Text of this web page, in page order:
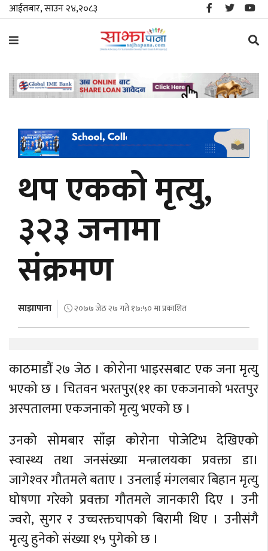
आईतबार, साउन २४,२०८३
समाचार
स्थानीय
जीवनशैली
मनोरञ्जन/
साहित्य
अर्थ
अन्तरवार्ता
विचार/
थप एकको मृत्यु,
३२३ जनामा
संक्रमण
साझापाना २०७७ जेठ २७ गते १७:५० मा प्रकाशित
काठमाडौं २७ जेठ । कोरोना भाइरसबाट एक जना मृत्यु
भएको छ । चितवन भरतपुर(११ का एकजनाको भरतपुर
अस्पतालमा एकजनाको मृत्यु भएको छ ।
उनको सोमबार साँझ कोरोना पोजेटिभ देखिएको
स्वास्थ्य तथा जनसंख्या मन्त्रालयका प्रवक्ता डा।
जागेश्‍वर गौतमले बताए । उनलाई मंगलबार बिहान मृत्यु
घोषणा गरेको प्रवक्ता गौतमले जानकारी दिए । उनी
ज्वरो, सुगर र उच्चरक्तचापको बिरामी थिए । उनीसंगै
मृत्यु हुनेको संख्या १५ पुगेको छ ।